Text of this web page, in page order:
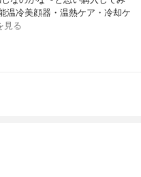
温冷美顔器・温熱ケア・冷却ケ
見る